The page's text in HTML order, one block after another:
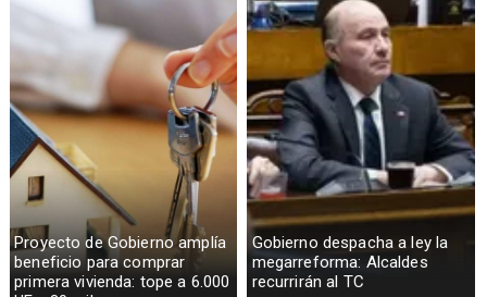
Proyecto de Gobierno amplía
beneficio para comprar
primera vivienda: tope a 6.000
Gobierno despacha a ley la
megarreforma: Alcaldes
recurrirán al TC